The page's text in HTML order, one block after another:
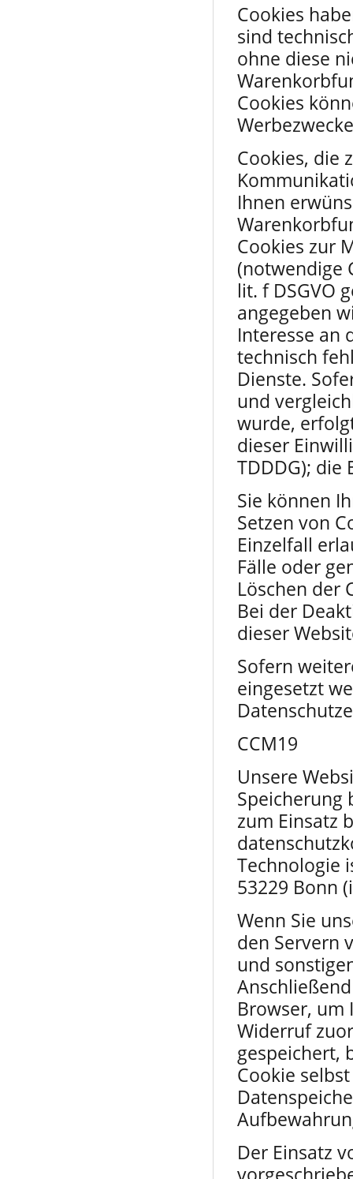
Cookies
sind
ohne diese
Cookies
Cookies, die
Ihnen
Cookies zur
(notwendige
lit. f DSGVO
angegeben
Interesse an
technisch
Dienste.
und
wurde,
dieser
TDDDG);
Sie können
Setzen von
Einzelfall
Fälle oder
Löschen der
Bei der
dieser
Sofern
eingesetzt
CCM19
Unsere
Speicherung
zum Einsatz
Technologie
53229 Bonn
Wenn Sie
den Servern
und
Browser, um
Widerruf
gespeichert,
Cookie
Der Einsatz